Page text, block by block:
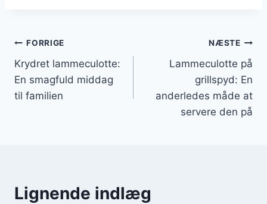
Indlægsnavigation
FORRIGE
Krydret lammeculotte:
En smagfuld middag
til familien
NÆSTE
Lammeculotte på
grillspyd: En
anderledes måde at
servere den på
Lignende indlæg